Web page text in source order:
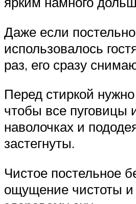
Даже если
использовалось
раз, его сразу
Перед стиркой
чтобы все пуговицы
наволочках и
застегнуты.
Чистое постельное
ощущение чистоты и